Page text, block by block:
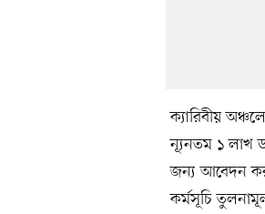
ক্যারিবীয়
ন্যূনতম ১ লাখ
জন্য আবেদন
কর্মসূচি